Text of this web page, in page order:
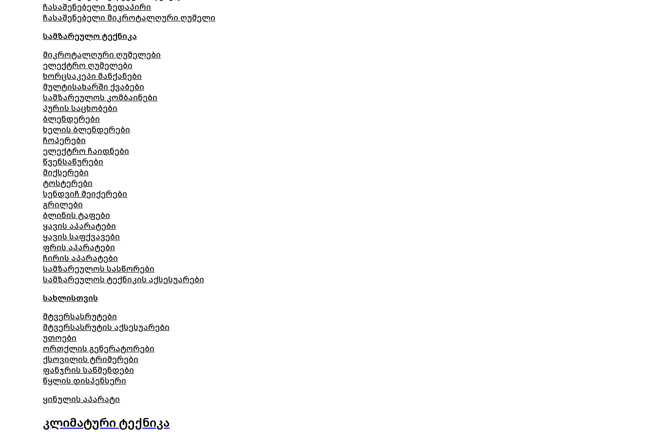
ჩასაშენებელი ზედაპირი
ჩასაშენებელი მიკროტალღური ღუმელი
სამზარეულო ტექნიკა
მიკროტალღური ღუმელები
ელექტრო ღუმელები
ხორცსაკეპი მანქანები
მულტისახარში ქვაბები
სამზარეულოს კომბაინები
პურის საცხობები
ბლენდერები
ხელის ბლენდერები
ჩოპერები
ელექტრო ჩაიდნები
წვენსაწურები
მიქსერები
ტოსტერები
სენდვიჩ მეიქერები
გრილები
ბლინის ტაფები
ყავის აპარატები
ყავის საფქვავები
ფრის აპარატები
ჩირის აპარატები
სამზარეულოს სასწორები
სამზარეულოს ტექნიკის აქსესუარები
სახლისთვის
მტვერსასრუტები
მტვერსასრუტის აქსესუარები
უთოები
ორთქლის გენერატორები
ქსოვილის ტრიმერები
ფანჯრის საწმენდები
წყლის დისპენსერი
ყინულის აპარატი
კლიმატური ტექნიკა